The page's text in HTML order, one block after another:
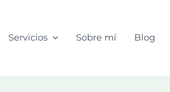
Servicios Sobre mí Blog